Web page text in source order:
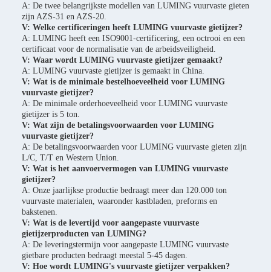
A: De twee belangrijkste modellen van LUMING vuurvaste gieten
zijn AZS-31 en AZS-20.
V: Welke certificeringen heeft LUMING vuurvaste gietijzer?
A: LUMING heeft een ISO9001-certificering, een octrooi en een
certificaat voor de normalisatie van de arbeidsveiligheid.
V: Waar wordt LUMING vuurvaste gietijzer gemaakt?
A: LUMING vuurvaste gietijzer is gemaakt in China.
V: Wat is de minimale bestelhoeveelheid voor LUMING
vuurvaste gietijzer?
A: De minimale orderhoeveelheid voor LUMING vuurvaste
gietijzer is 5 ton.
V: Wat zijn de betalingsvoorwaarden voor LUMING
vuurvaste gietijzer?
A: De betalingsvoorwaarden voor LUMING vuurvaste gieten zijn
L/C, T/T en Western Union.
V: Wat is het aanvoervermogen van LUMING vuurvaste
gietijzer?
A: Onze jaarlijkse productie bedraagt meer dan 120.000 ton
vuurvaste materialen, waaronder kastbladen, preforms en
bakstenen.
V: Wat is de levertijd voor aangepaste vuurvaste
gietijzerproducten van LUMING?
A: De leveringstermijn voor aangepaste LUMING vuurvaste
gietbare producten bedraagt meestal 5-45 dagen.
V: Hoe wordt LUMING's vuurvaste gietijzer verpakken?